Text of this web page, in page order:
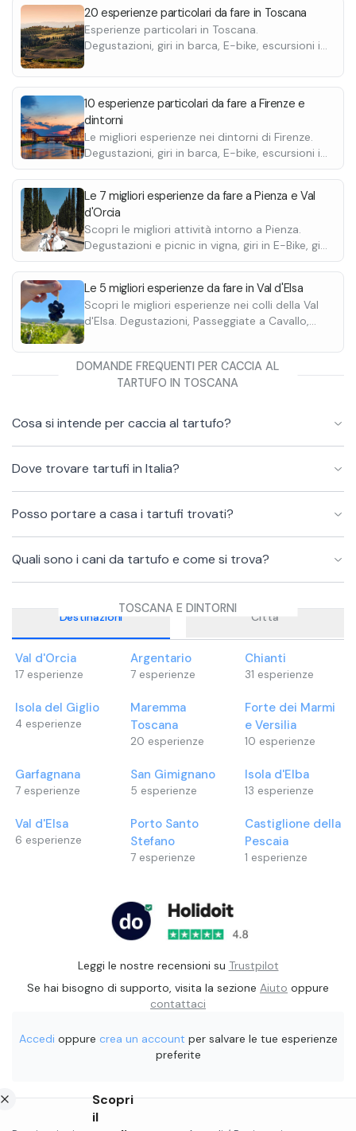
20 esperienze particolari da fare in Toscana
Esperienze particolari in Toscana.
Degustazioni, giri in barca, E-bike, escursioni in
10 esperienze particolari da fare a Firenze e
dintorni
Le migliori esperienze nei dintorni di Firenze.
Degustazioni, giri in barca, E-bike, escursioni in
quad, passeggiate a cavallo e molte altre.
Le 7 migliori esperienze da fare a Pienza e Val
d'Orcia
Scopri le migliori attività intorno a Pienza.
Degustazioni e picnic in vigna, giri in E-Bike, giri
in Vespa e Escursioni in Quad. Scoprile tutte.
Le 5 migliori esperienze da fare in Val d'Elsa
Scopri le migliori esperienze nei colli della Val
d'Elsa. Degustazioni, Passeggiate a Cavallo,
DOMANDE FREQUENTI PER CACCIA AL
TARTUFO IN TOSCANA
Cosa si intende per caccia al tartufo?
Dove trovare tartufi in Italia?
Posso portare a casa i tartufi trovati?
Quali sono i cani da tartufo e come si trova?
TOSCANA E DINTORNI
Destinazioni Città
Val d'Orcia
17 esperienze
Argentario
7 esperienze
Chianti
31 esperienze
Isola del Giglio
4 esperienze
Maremma
Toscana
20 esperienze
Forte dei Marmi
e Versilia
10 esperienze
Garfagnana
7 esperienze
San Gimignano
5 esperienze
Isola d'Elba
13 esperienze
Val d'Elsa
6 esperienze
Porto Santo
Stefano
7 esperienze
Castiglione della
Pescaia
1 esperienze
Leggi le nostre recensioni su Trustpilot
Se hai bisogno di supporto, visita la sezione Aiuto oppure
contattaci
Accedi oppure crea un account per salvare le tue esperienze
preferite
Scopri
il